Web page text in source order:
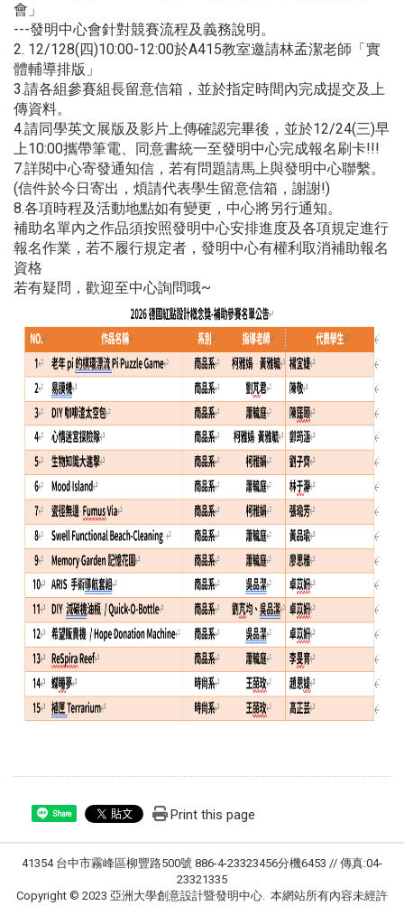
會」
---發明中心會針對競賽流程及義務說明。
2. 12/128(四)10:00-12:00於A415教室邀請林孟潔老師「實
體輔導排版」
3.請各組參賽組長留意信箱，並於指定時間內完成提交及上
傳資料。
4.請同學英文展版及影片上傳確認完畢後，並於12/24(三)早
上10:00攜帶筆電、同意書統一至發明中心完成報名刷卡!!!
7.詳閱中心寄發通知信，若有問題請馬上與發明中心聯繫。
(信件於今日寄出，煩請代表學生留意信箱，謝謝!)
8.各項時程及活動地點如有變更，中心將另行通知。
補助名單內之作品須按照發明中心安排進度及各項規定進行
報名作業，若不履行規定者，發明中心有權利取消補助報名
資格
若有疑問，歡迎至中心詢問哦~
Share Print this page
41354 台中市霧峰區柳豐路500號 886-4-23323456分機6453 // 傳真:04-
23321335
Copyright © 2023 亞洲大學創意設計暨發明中心. 本網站所有內容未經許